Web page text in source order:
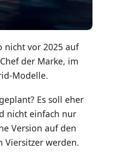
nicht vor 2025 auf
der Marke, im
Modelle.
Es soll eher
nicht einfach nur
Version auf den
Viersitzer werden.